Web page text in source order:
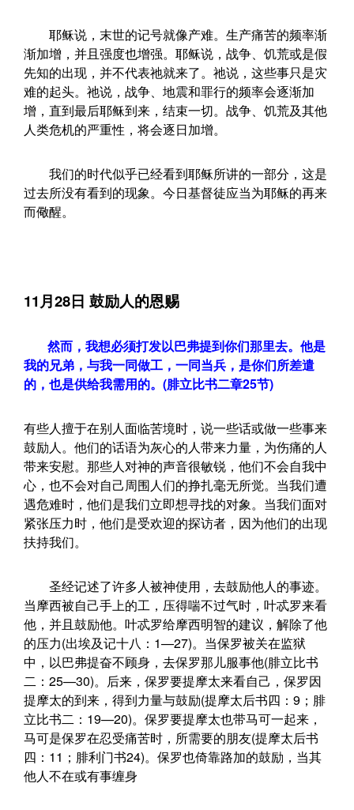
耶稣说，末世的记号就像产难。生产痛苦的频率渐
渐加增，并且强度也增强。耶稣说，战争、饥荒或是假
先知的出现，并不代表祂就来了。祂说，这些事只是灾
难的起头。祂说，战争、地震和罪行的频率会逐渐加
增，直到最后耶稣到来，结束一切。战争、饥荒及其他
人类危机的严重性，将会逐日加增。
我们的时代似乎已经看到耶稣所讲的一部分，这是
过去所没有看到的现象。今日基督徒应当为耶稣的再来
而儆醒。
11月28日 鼓励人的恩赐
然而，我想必须打发以巴弗提到你们那里去。他是
我的兄弟，与我一同做工，一同当兵，是你们所差遣
的，也是供给我需用的。(腓立比书二章25节)
有些人擅于在别人面临苦境时，说一些话或做一些事来
鼓励人。他们的话语为灰心的人带来力量，为伤痛的人
带来安慰。那些人对神的声音很敏锐，他们不会自我中
心，也不会对自己周围人们的挣扎毫无所觉。当我们遭
遇危难时，他们是我们立即想寻找的对象。当我们面对
紧张压力时，他们是受欢迎的探访者，因为他们的出现
扶持我们。
圣经记述了许多人被神使用，去鼓励他人的事迹。
当摩西被自己手上的工，压得喘不过气时，叶忒罗来看
他，并且鼓励他。叶忒罗给摩西明智的建议，解除了他
的压力(出埃及记十八：1—27)。当保罗被关在监狱
中，以巴弗提奋不顾身，去保罗那儿服事他(腓立比书
二：25—30)。后来，保罗要提摩太来看自己，保罗因
提摩太的到来，得到力量与鼓励(提摩太后书四：9；腓
立比书二：19—20)。保罗要提摩太也带马可一起来，
马可是保罗在忍受痛苦时，所需要的朋友(提摩太后书
四：11；腓利门书24)。保罗也倚靠路加的鼓励，当其
他人不在或有事缠身